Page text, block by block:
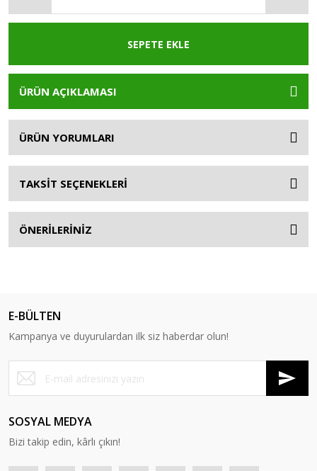
SEPETE EKLE
ÜRÜN AÇIKLAMASI
ÜRÜN YORUMLARI
TAKSİT SEÇENEKLERİ
ÖNERİLERİNİZ
E-BÜLTEN
Kampanya ve duyurulardan ilk siz haberdar olun!
SOSYAL MEDYA
Bizi takip edin, kârlı çıkın!